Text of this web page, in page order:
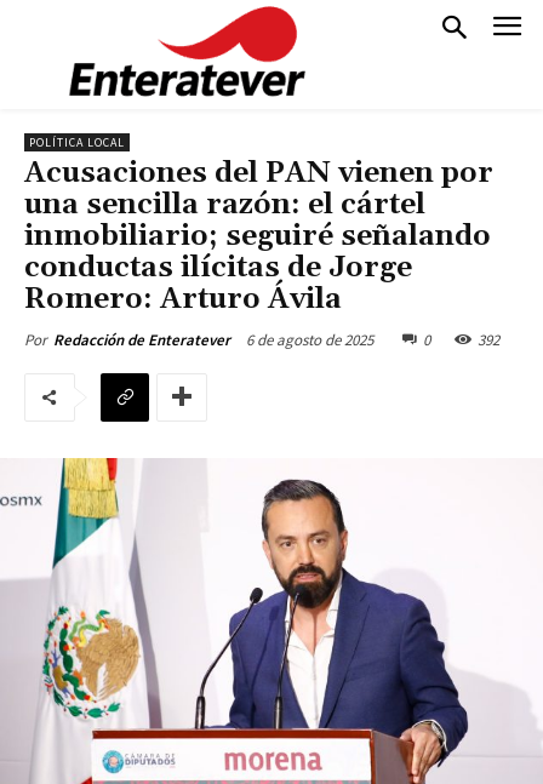
POLÍTICA LOCAL
Acusaciones del PAN vienen por
una sencilla razón: el cártel
inmobiliario; seguiré señalando
conductas ilícitas de Jorge
Romero: Arturo Ávila
Por Redacción de Enteratever 6 de agosto de 2025 0 392